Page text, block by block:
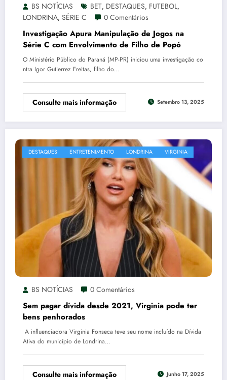
BS NOTÍCIAS BET, DESTAQUES, FUTEBOL,
LONDRINA, SÉRIE C 0 Comentários
Investigação Apura Manipulação de Jogos na
Série C com Envolvimento de Filho de Popó
O Ministério Público do Paraná (MP-PR) iniciou uma investigação co
ntra Igor Gutierrez Freitas, filho do…
Consulte mais informação Setembro 13, 2025
DESTAQUES ENTRETENIMENTO LONDRINA VIRGINIA
BS NOTÍCIAS 0 Comentários
Sem pagar dívida desde 2021, Virginia pode ter
bens penhorados
A influenciadora Virginia Fonseca teve seu nome incluído na Dívida
Ativa do município de Londrina…
Consulte mais informação Junho 17, 2025